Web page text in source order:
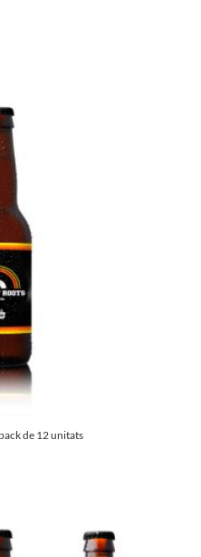
de 12 unitats